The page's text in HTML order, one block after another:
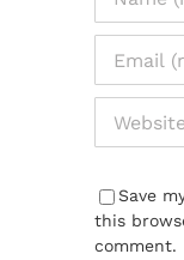
Save
this
comment.